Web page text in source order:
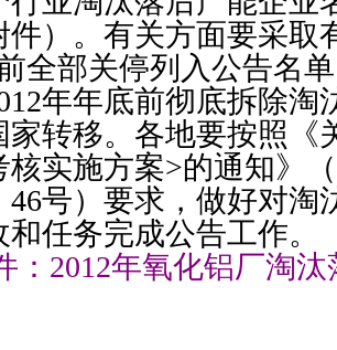
件）。有关方面要采取
全部关停列入公告名
年年底前彻底拆除淘
家转移。各地要按照《
核实施方案>的通知》
46号）要求，做好对淘
任务完成公告工作。
： 2012年氧化铝厂淘